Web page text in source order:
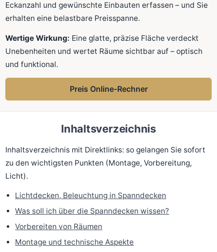
Eckanzahl und gewünschte Einbauten erfassen – und Sie
erhalten eine belastbare Preisspanne.
Wertige Wirkung: Eine glatte, präzise Fläche verdeckt
Unebenheiten und wertet Räume sichtbar auf – optisch
und funktional.
Preis Online-Rechner
Inhaltsverzeichnis
Inhaltsverzeichnis mit Direktlinks: so gelangen Sie sofort
zu den wichtigsten Punkten (Montage, Vorbereitung,
Licht).
Lichtdecken, Beleuchtung in Spanndecken
Was soll ich über die Spanndecken wissen?
Vorbereiten von Räumen
Montage und technische Aspekte